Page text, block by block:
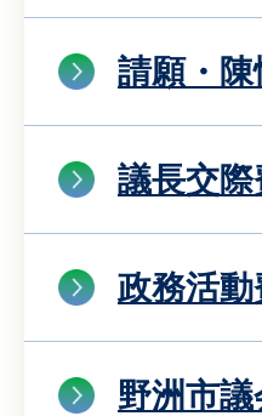
請願・陳
議長交際
政務活動
野洲市